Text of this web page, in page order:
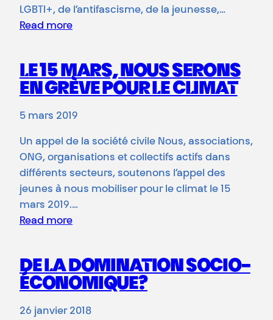
LGBTI+, de l’antifascisme, de la jeunesse,…
Read more
LE 15 MARS, NOUS SERONS
EN GRÈVE POUR LE CLIMAT
5 mars 2019
Un appel de la société civile Nous, associations,
ONG, organisations et collectifs actifs dans
différents secteurs, soutenons l’appel des
jeunes à nous mobiliser pour le climat le 15
mars 2019.…
Read more
DE LA DOMINATION SOCIO-
ÉCONOMIQUE?
26 janvier 2018